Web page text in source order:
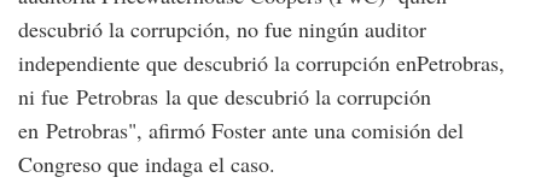
descubrió la corrupción, no fue ningún auditor
independiente que descubrió la corrupción enPetrobras,
ni fue Petrobras la que descubrió la corrupción
en Petrobras", afirmó Foster ante una comisión del
Congreso que indaga el caso.